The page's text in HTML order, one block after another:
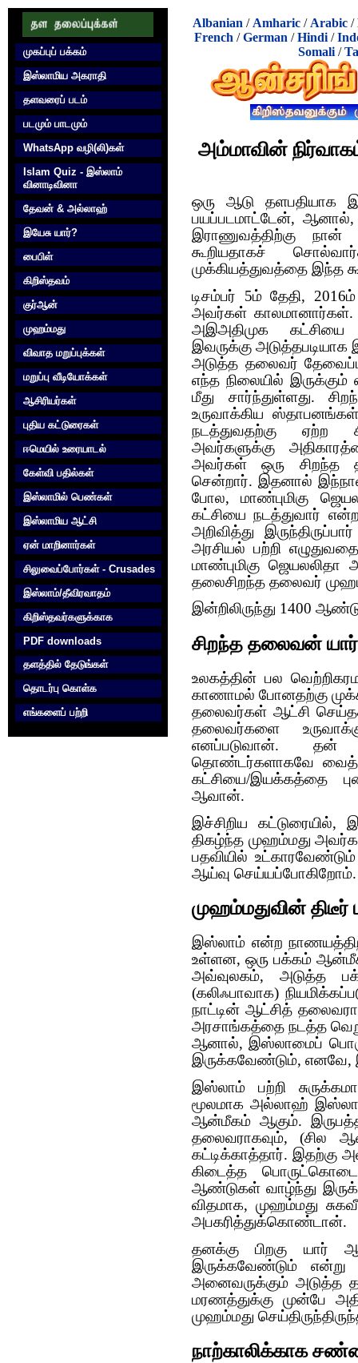
முகப்புப் பக்கம்
இஸ்லாமிய அகராதி
தளவரைப் படம்
படமும் பாடமும்
WhatsApp வழி(லி)கள்
Islam Quiz - இஸ்லாம்
வினாடிவினா
தேவன் & அல்லாஹ்
இயேசு யார்?
பைபிள்
கிறிஸ்தவம்
குர்‍ஆன்
முஹம்மது
விவாத மறுப்புக்கள்
மறுப்பு வீடியோக்கள்
ஆசிரியர்கள்
புதிய கட்டுரைகள்
ஈமெயில் உரையாடல்
கேள்வி பதில்கள்
இஸ்லாமில் பெண்கள்
இஸ்லாமிய ஆட்சி
ஏன் மாறினார்கள்
சிலுவைப்போர்கள் - Crusades
இஸ்லாம்/தீவிரவாதம்
கிறிஸ்தவர்களுக்காக‌
PDF downloads
தளத்தில் தேடுங்கள்
தொடர்பு கொள்க‌
எங்களைப் பற்றி
Albanian / Amharic / Arabic /
French /German /Hindi /
Somali/
அம்மாவின்
ஒரு ஆடு தளபதியாக
பயப்படமாட்டேன், ஆனால்,
இராணுவத்திற்கு
கூறியதாகச்
முக்கியத்துவத்தை இந்த
டிசம்பர் 5ம் தேதி,
அவர்கள் காலமானார்கள்.
அஇஅதிமுக கட்சியை
இவருக்கு
அடுத்த தலைவர்
எந்த நிலையில்
மீது சார்ந்துள்ளது.
உருவாக்கிய
நடத்துவதற்கு ஏற்ற
அவர்களுக்கு
அவர்கள் ஒரு சிறந்த
சென்றார். இதனால்
போல, மாண்புமிகு
கட்சியை நடத்துவார் என்ற
அறிவித்து
அரசியல் பற்றி
மாண்புமிகு
தலைசிறந்த தலைவர்
இன்றிலிருந்து 1400
சிறந்த தலைவன்
உலகத்தின் பல
காணாமல் போனதற்கு
தலைவர்கள் ஆட்சி
தலைவர்களை
எனப்படுவான். தன்
தொண்டர்களாகவே
கட்சியை/இயக்கத்தை
ஆவான்.
இச்சிறிய கட்டுரையில்,
திகழ்ந்த முஹம்மது
பதவியில்
ஆய்வு
முஹம்மதுவின்
இஸ்லாம் என்ற
உள்ளன, ஒரு பக்கம்
அவ்வுலகம், அடுத்த
(கலிஃபாவாக)
நாட்டின் ஆட்சித்
அரசாங்கத்தை நடத்த
ஆனால், இஸ்லாமைப்
இருக்கவேண்டும், எனவே,
இஸ்லாம் பற்றி
மூலமாக அல்லாஹ்
ஆன்மீகம் ஆகும்.
தலைவராகவும், (சில
கட்டிக்காத்தார். இதற்கு
கிடைத்த
ஆண்டுகள் வாழ்ந்து
விதமாக, முஹம்மது
அபகரித்துக்கொண்டான்.
தனக்கு பிறகு யார்
இருக்கவேண்டும் என்று
அனைவருக்கும் அடுத்த
மரணத்துக்கு முன்பே
முஹம்மது
நாற்காலிக்காக